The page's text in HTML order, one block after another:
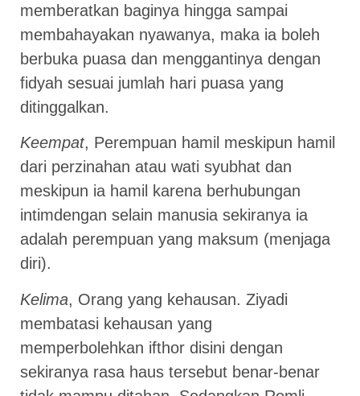
memberatkan baginya hingga sampai
membahayakan nyawanya, maka ia boleh
berbuka puasa dan menggantinya dengan
fidyah sesuai jumlah hari puasa yang
ditinggalkan.
Keempat, Perempuan hamil meskipun hamil
dari perzinahan atau wati syubhat dan
meskipun ia hamil karena berhubungan
intimdengan selain manusia sekiranya ia
adalah perempuan yang maksum (menjaga
diri).
Kelima, Orang yang kehausan. Ziyadi
membatasi kehausan yang
memperbolehkan ifthor disini dengan
sekiranya rasa haus tersebut benar-benar